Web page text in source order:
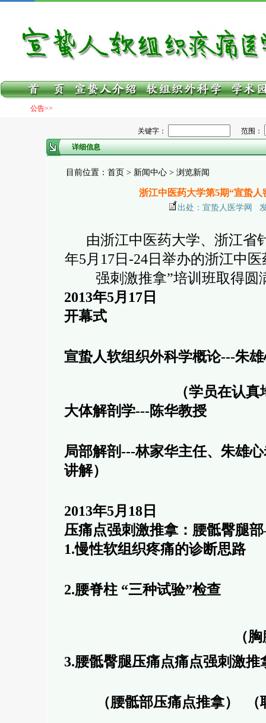
公告>>
关键字：
范围：
详细信息
目前位置：首页 > 新闻中心 > 浏览新闻
浙江中医药大学第5期“宣蛰
出处：宣蛰人医学网
由浙江中医药大学、浙江省
年5月17日-24日举办的浙江中
强刺激推拿”培训班取得
2013年5月17日
开幕式
宣蛰人软组织外科学概论---朱
（学员在认
大体解剖学---陈华教授
局部解剖---林家华主任、朱雄
讲解）
2013年5月18日
压痛点强刺激推拿：腰骶臀腿
1.慢性软组织疼痛的诊断思路
2.腰脊柱 “三种试验”检查
（
3.腰骶臀腿压痛点痛点强刺激推
（腰骶部压痛点推拿）